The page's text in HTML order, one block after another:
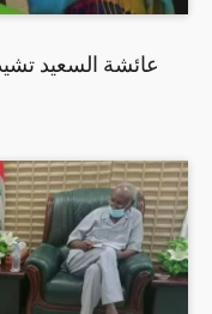
عائشة السعيد